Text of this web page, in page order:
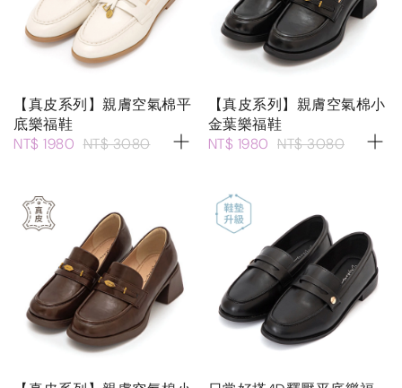
【真皮系列】親膚空氣棉平
底樂福鞋
NT$ 1980 NT$ 3080
【真皮系列】親膚空氣棉小
金葉樂福鞋
NT$ 1980 NT$ 3080